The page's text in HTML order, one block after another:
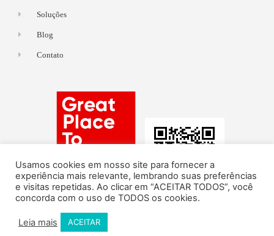
Soluções
Blog
Contato
Usamos cookies em nosso site para fornecer a
experiência mais relevante, lembrando suas preferências
e visitas repetidas. Ao clicar em “ACEITAR TODOS”, você
concorda com o uso de TODOS os cookies.
Leia mais ACEITAR